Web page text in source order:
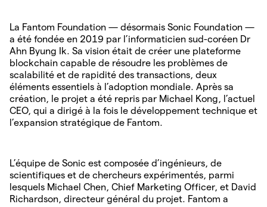
La Fantom Foundation — désormais Sonic Foundation —
a été fondée en 2019 par l’informaticien sud-coréen Dr
Ahn Byung Ik. Sa vision était de créer une plateforme
blockchain capable de résoudre les problèmes de
scalabilité et de rapidité des transactions, deux
éléments essentiels à l’adoption mondiale. Après sa
création, le projet a été repris par Michael Kong, l’actuel
CEO, qui a dirigé à la fois le développement technique et
l’expansion stratégique de Fantom.
L’équipe de Sonic est composée d’ingénieurs, de
scientifiques et de chercheurs expérimentés, parmi
lesquels Michael Chen, Chief Marketing Officer, et David
Richardson, directeur général du projet. Fantom a